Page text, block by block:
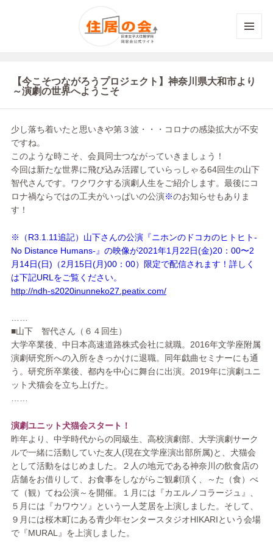
ット
【今こそつながろうプロジェクト】神奈川県大和市より
～演劇の世界へようこそ
少し落ち着いたと思いきや第３波・・・コロナの感染拡大が不安
ですね。
このような時こそ、会員同士つながっていきましょう！
今回は新たな世界に飛び込み活躍していらっしゃる64回生の山下
智代さんです。ワクワクする演劇人生をご紹介します。最後にコ
ロナ禍ならではの工夫がいっぱいの公演※のお知らせもありま
す！
※（R3.1.11追記）山下さんの公演『ニホンのドコカのヒトヒト-
No Distance Humans-』の映像が2021年1月22日(金)20：00〜2
月14日(日)（2月15日(月)00：00）限定で配信されます！詳しく
は下記URLをご覧ください。
http://ndh-s2020inunneko27.peatix.com/
……
■山下 智代さん（６４回生）
大学卒業後、中日本高速道路株式会社に就職。2016年文学座附属
演劇研究所への入所をきっかけに退職。同年戯曲セミナーにも通
う。研究所卒業後、都内を中心に舞台に出演。2019年に演劇ユニ
ット犬猫会を立ち上げた。
……
演劇ユニット犬猫会スタート！
昨年より、中学時代からの同級生、高校演劇部、大学演劇サーク
ルで一緒に活動していた友人(現在文学座演出部所属)と、犬猫会
として活動をはじめました。２人の地元である神奈川の飲食店の
店舗をお借りして、お食事をしながらご観劇頂く、～た（食）べ
て（観）てね公演～を開催。１月には『カエルノコラージュ』、
５月には『カワウソ』という一人芝居を上演しました。そして、
９月には桜木町にある青少年センタースタジオHIKARIという会場
で『MURAL』を上演しました。